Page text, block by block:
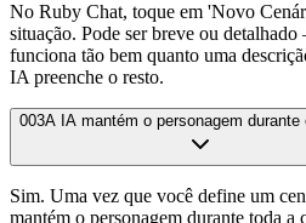
No Ruby Chat, toque em 'Novo
situação. Pode ser breve ou
funciona tão bem quanto uma
IA preenche o resto.
003A IA mantém o personagem durante
Sim. Uma vez que você define um
mantém o personagem durante toda a